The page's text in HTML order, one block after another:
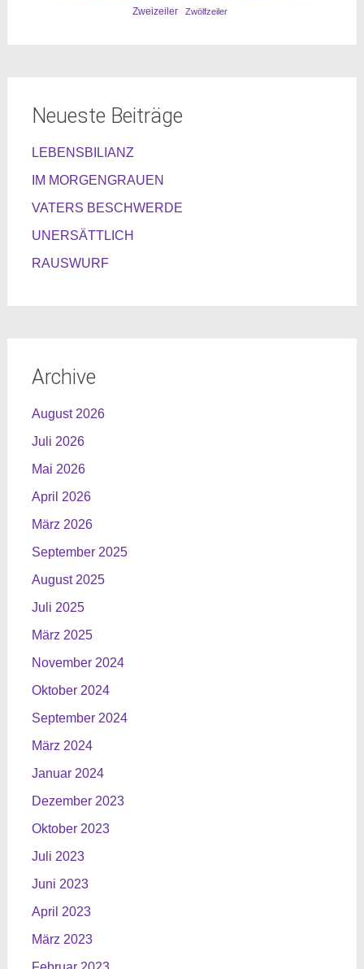
Zweizeiler Zwölfzeiler
Neueste Beiträge
LEBENSBILIANZ
IM MORGENGRAUEN
VATERS BESCHWERDE
UNERSÄTTLICH
RAUSWURF
Archive
August 2026
Juli 2026
Mai 2026
April 2026
März 2026
September 2025
August 2025
Juli 2025
März 2025
November 2024
Oktober 2024
September 2024
März 2024
Januar 2024
Dezember 2023
Oktober 2023
Juli 2023
Juni 2023
April 2023
März 2023